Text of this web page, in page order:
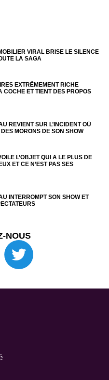
VIRAL BRISE LE SILENCE
LA SAGA
EXTRÊMEMENT RICHE
COCHE ET TIENT DES PROPOS
REVIENT SUR L’INCIDENT OÙ
MORONS DE SON SHOW
L’OBJET QUI A LE PLUS DE
ET CE N’EST PAS SES
INTERROMPT SON SHOW ET
NOUS